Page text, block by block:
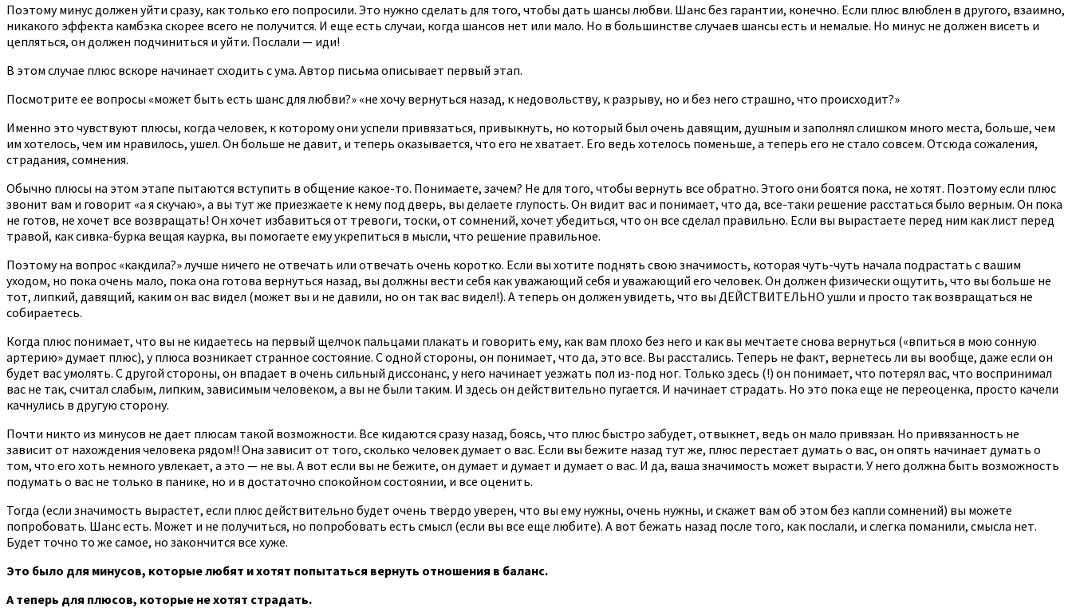
Поэтому минус должен уйти сразу, как только его попросили. Это нужно сделать для того, чтобы дать шансы любви. Шанс без гарантии, конечно. Если плюс влюблен в другого, взаимно,
никакого эффекта камбэка скорее всего не получится. И еще есть случаи, когда шансов нет или мало. Но в большинстве случаев шансы есть и немалые. Но минус не должен висеть и
цепляться, он должен подчиниться и уйти. Послали — иди!
В этом случае плюс вскоре начинает сходить с ума. Автор письма описывает первый этап.
Посмотрите ее вопросы «может быть есть шанс для любви?» «не хочу вернуться назад, к недовольству, к разрыву, но и без него страшно, что происходит?»
Именно это чувствуют плюсы, когда человек, к которому они успели привязаться, привыкнуть, но который был очень давящим, душным и заполнял слишком много места, больше, чем
им хотелось, чем им нравилось, ушел. Он больше не давит, и теперь оказывается, что его не хватает. Его ведь хотелось поменьше, а теперь его не стало совсем. Отсюда сожаления,
страдания, сомнения.
Обычно плюсы на этом этапе пытаются вступить в общение какое-то. Понимаете, зачем? Не для того, чтобы вернуть все обратно. Этого они боятся пока, не хотят. Поэтому если плюс
звонит вам и говорит «а я скучаю», а вы тут же приезжаете к нему под дверь, вы делаете глупость. Он видит вас и понимает, что да, все-таки решение расстаться было верным. Он пока
не готов, не хочет все возвращать! Он хочет избавиться от тревоги, тоски, от сомнений, хочет убедиться, что он все сделал правильно. Если вы вырастаете перед ним как лист перед
травой, как сивка-бурка вещая каурка, вы помогаете ему укрепиться в мысли, что решение правильное.
Поэтому на вопрос «какдила?» лучше ничего не отвечать или отвечать очень коротко. Если вы хотите поднять свою значимость, которая чуть-чуть начала подрастать с вашим
уходом, но пока очень мало, пока она готова вернуться назад, вы должны вести себя как уважающий себя и уважающий его человек. Он должен физически ощутить, что вы больше не
тот, липкий, давящий, каким он вас видел (может вы и не давили, но он так вас видел!). А теперь он должен увидеть, что вы ДЕЙСТВИТЕЛЬНО ушли и просто так возвращаться не
собираетесь.
Когда плюс понимает, что вы не кидаетесь на первый щелчок пальцами плакать и говорить ему, как вам плохо без него и как вы мечтаете снова вернуться («впиться в мою сонную
артерию» думает плюс), у плюса возникает странное состояние. С одной стороны, он понимает, что да, это все. Вы расстались. Теперь не факт, вернетесь ли вы вообще, даже если он
будет вас умолять. С другой стороны, он впадает в очень сильный диссонанс, у него начинает уезжать пол из-под ног. Только здесь (!) он понимает, что потерял вас, что воспринимал
вас не так, считал слабым, липким, зависимым человеком, а вы не были таким. И здесь он действительно пугается. И начинает страдать. Но это пока еще не переоценка, просто качели
качнулись в другую сторону.
Почти никто из минусов не дает плюсам такой возможности. Все кидаются сразу назад, боясь, что плюс быстро забудет, отвыкнет, ведь он мало привязан. Но привязанность не
зависит от нахождения человека рядом!! Она зависит от того, сколько человек думает о вас. Если вы бежите назад тут же, плюс перестает думать о вас, он опять начинает думать о
том, что его хоть немного увлекает, а это — не вы. А вот если вы не бежите, он думает и думает и думает о вас. И да, ваша значимость может вырасти. У него должна быть возможность
подумать о вас не только в панике, но и в достаточно спокойном состоянии, и все оценить.
Тогда (если значимость вырастет, если плюс действительно будет очень твердо уверен, что вы ему нужны, очень нужны, и скажет вам об этом без капли сомнений) вы можете
попробовать. Шанс есть. Может и не получиться, но попробовать есть смысл (если вы все еще любите). А вот бежать назад после того, как послали, и слегка поманили, смысла нет.
Будет точно то же самое, но закончится все хуже.
Это было для минусов, которые любят и хотят попытаться вернуть отношения в баланс.
А теперь для плюсов, которые не хотят страдать.